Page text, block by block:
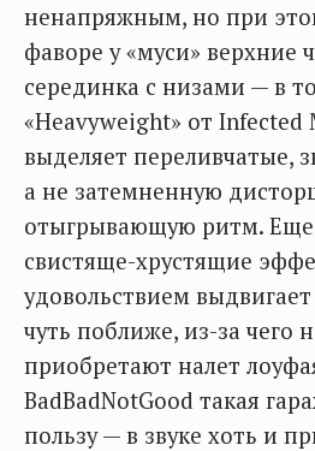
ненапряжным, но при
фаворе у «муси» верхние
серединка с низами — в
«Heavyweight» от Infected
выделяет переливчатые,
а не затемненную
отыгрывающую ритм.
свистяще-хрустящие
удовольствием
чуть поближе, из-за чего
приобретают налет
BadBadNotGood такая
пользу — в звуке хоть и